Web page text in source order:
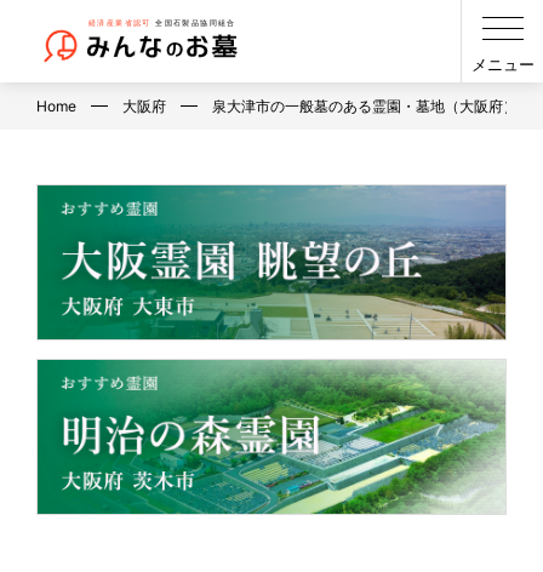
メニュー
Home 大阪府 泉大津市の一般墓のある霊園・墓地（大阪府）